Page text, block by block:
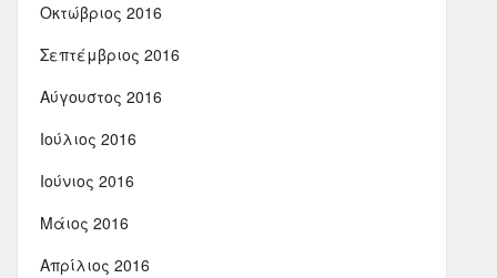
Οκτώβριος 2016
Σεπτέμβριος 2016
Αύγουστος 2016
Ιούλιος 2016
Ιούνιος 2016
Μάιος 2016
Απρίλιος 2016